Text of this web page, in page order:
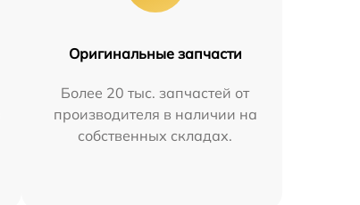
Оригинальные запчасти
Более 20 тыс. запчастей от
производителя в наличии на
собственных складах.